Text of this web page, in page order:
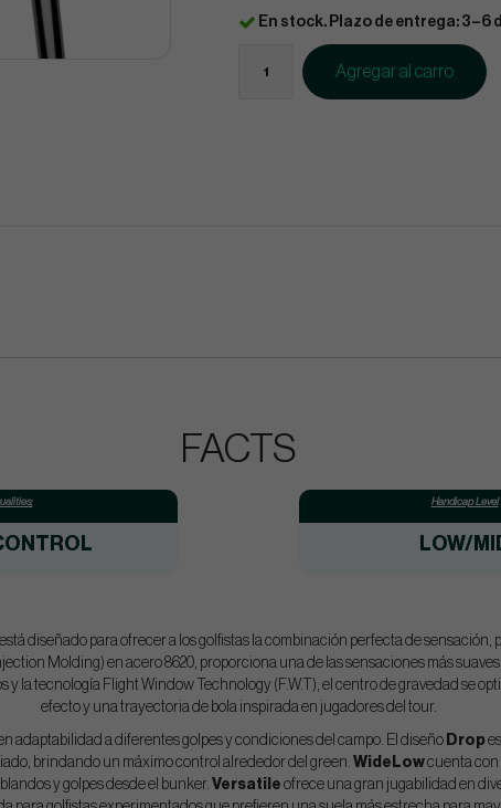
En stock. Plazo de entrega: 3–6
Agregar al carro
FACTS
Handicap Level
LOW/
diseñado para ofrecer a los golfistas la combinación perfecta de sensación,
Molding) en acero 8620, proporciona una de las sensaciones más
y la tecnología Flight Window Technology (F.W.T), el centro de gravedad se
efecto y una trayectoria de bola inspirada en jugadores del tour.
adaptabilidad a diferentes golpes y condiciones del campo. El diseñoDrop
brindando un máximo control alrededor del green. WideLowcuenta con
y golpes desde el bunker. Versatile ofrece una gran jugabilidad en